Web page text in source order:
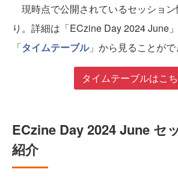
現時点で公開されているセッショ
り。詳細は「ECzine Day 2024 June
「タイムテーブル」から見ることがで
タイムテーブルはこ
ECzine Day 2024 June セ
紹介